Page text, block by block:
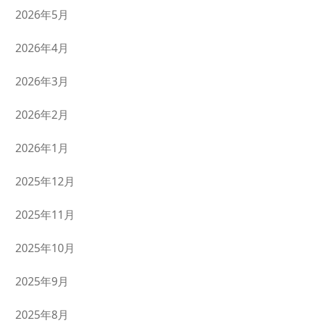
2026年5月
2026年4月
2026年3月
2026年2月
2026年1月
2025年12月
2025年11月
2025年10月
2025年9月
2025年8月